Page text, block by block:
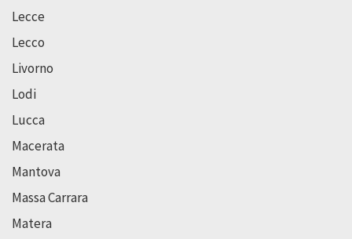
Lecce
Lecco
Livorno
Lodi
Lucca
Macerata
Mantova
Massa Carrara
Matera